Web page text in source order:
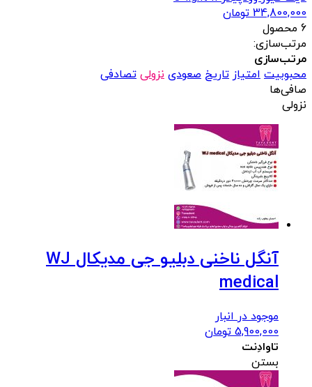
34,800,000 تومان
6 محصول
مرتب‌سازی:
مرتب‌سازی
محبوبیت امتیاز تاریخ صعودی نزولی تصادفی
صافی‌ها
نزولی
آنگل ناخنی دبلیو جی مدیکال WJ
medical
موجود در انبار
5,900,000 تومان
تاوادِنت
بستن